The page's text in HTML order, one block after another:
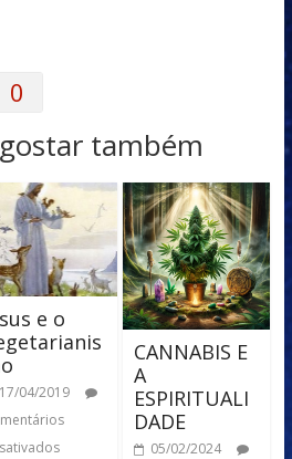
0
também
e o
17/04/2019
CANNABIS E
A
ESPIRITUALI
DADE
05/02/2024